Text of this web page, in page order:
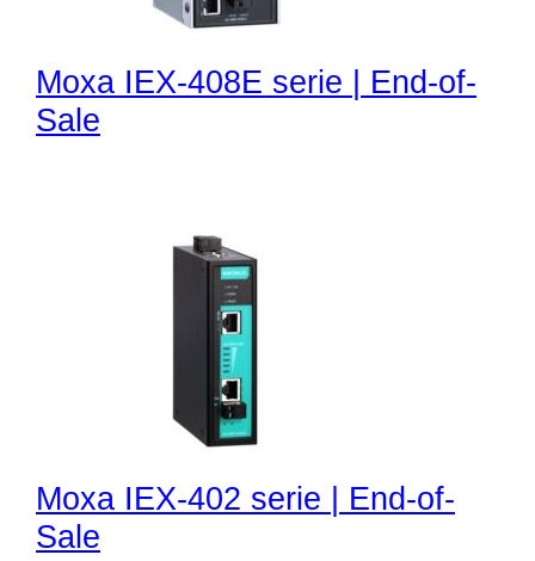
Moxa IEX-408E serie | End-of-
Sale
Moxa IEX-402 serie | End-of-
Sale